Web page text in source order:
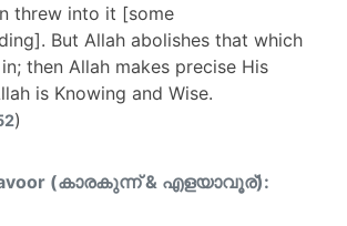
threw into it [some
But Allah abolishes that which
then Allah makes precise His
is Knowing and Wise.
)
(കാരകുന്ന് & എളയാവൂര്):